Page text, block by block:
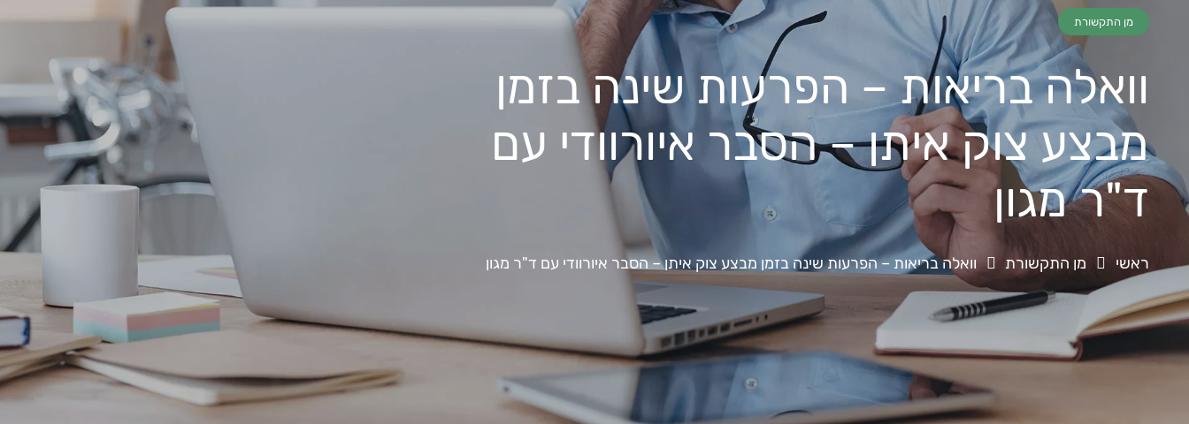
מן התקשורת
וואלה בריאות – הפרעות שינה בזמן
מבצע צוק איתן – הסבר איורוודי עם
ד"ר מגון
ראשי מן התקשורת וואלה בריאות – הפרעות שינה בזמן מבצע צוק איתן – הסבר איורוודי עם ד"ר מגון